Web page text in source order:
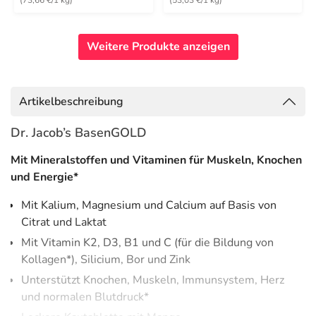
Weitere Produkte anzeigen
Artikelbeschreibung
Dr. Jacob’s BasenGOLD
Mit Mineralstoffen und Vitaminen für Muskeln, Knochen
und Energie*
Mit Kalium, Magnesium und Calcium auf Basis von
Citrat und Laktat
Mit Vitamin K2, D3, B1 und C (für die Bildung von
Kollagen*), Silicium, Bor und Zink
Unterstützt Knochen, Muskeln, Immunsystem, Herz
und normalen Blutdruck*